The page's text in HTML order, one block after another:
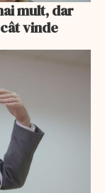
mult, dar
vinde